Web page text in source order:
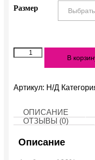
Размер
Количество
Inepsy
В
Артикул: Н/Д
ОПИСАНИЕ
ОТЗЫВЫ (0)
Описание